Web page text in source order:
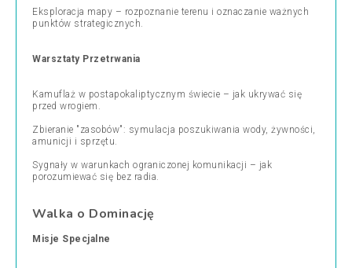
Eksploracja mapy – rozpoznanie terenu i oznaczanie ważnych
punktów strategicznych.
Warsztaty Przetrwania
Kamuflaż w postapokaliptycznym świecie – jak ukrywać się
przed wrogiem.
Zbieranie "zasobów": symulacja poszukiwania wody, żywności,
amunicji i sprzętu.
Sygnały w warunkach ograniczonej komunikacji – jak
porozumiewać się bez radia.
Walka o Dominację
Misje Specjalne